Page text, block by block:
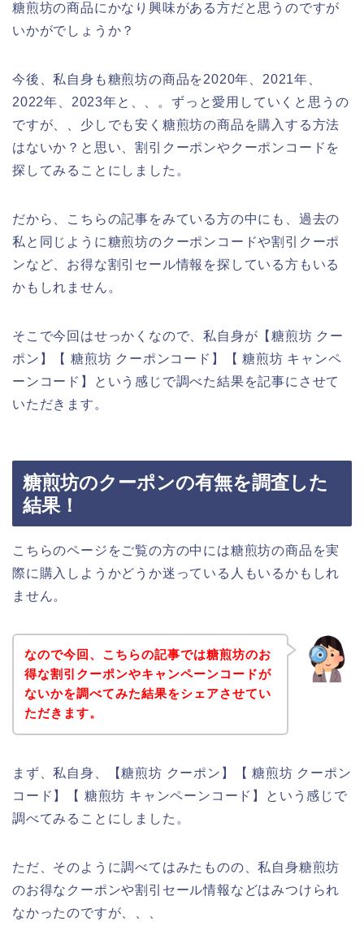
糖煎坊の商品にかなり興味がある方だと思うのですが
いかがでしょうか？
今後、私自身も糖煎坊の商品を2020年、2021年、
2022年、2023年と、、。ずっと愛用していくと思うの
ですが、、少しでも安く糖煎坊の商品を購入する方法
はないか？と思い、割引クーポンやクーポンコードを
探してみることにしました。
だから、こちらの記事をみている方の中にも、過去の
私と同じように糖煎坊のクーポンコードや割引クーポ
ンなど、お得な割引セール情報を探している方もいる
かもしれません。
そこで今回はせっかくなので、私自身が【糖煎坊 クー
ポン】【 糖煎坊 クーポンコード】【 糖煎坊 キャンペ
ーンコード】という感じで調べた結果を記事にさせて
いただきます。
糖煎坊のクーポンの有無を調査した
結果！
こちらのページをご覧の方の中には糖煎坊の商品を実
際に購入しようかどうか迷っている人もいるかもしれ
ません。
なので今回、こちらの記事では糖煎坊のお
得な割引クーポンやキャンペーンコードが
ないかを調べてみた結果をシェアさせてい
ただきます。
まず、私自身、【糖煎坊 クーポン】【 糖煎坊 クーポン
コード】【 糖煎坊 キャンペーンコード】という感じで
調べてみることにしました。
ただ、そのように調べてはみたものの、私自身糖煎坊
のお得なクーポンや割引セール情報などはみつけられ
なかったのですが、、、